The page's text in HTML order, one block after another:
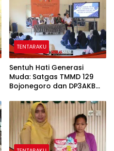
TENTARAKU
Sentuh Hati Generasi
Muda: Satgas TMMD 129
Bojonegoro dan DP3AKB
Kesehatan Reproduksi di
Kesongo